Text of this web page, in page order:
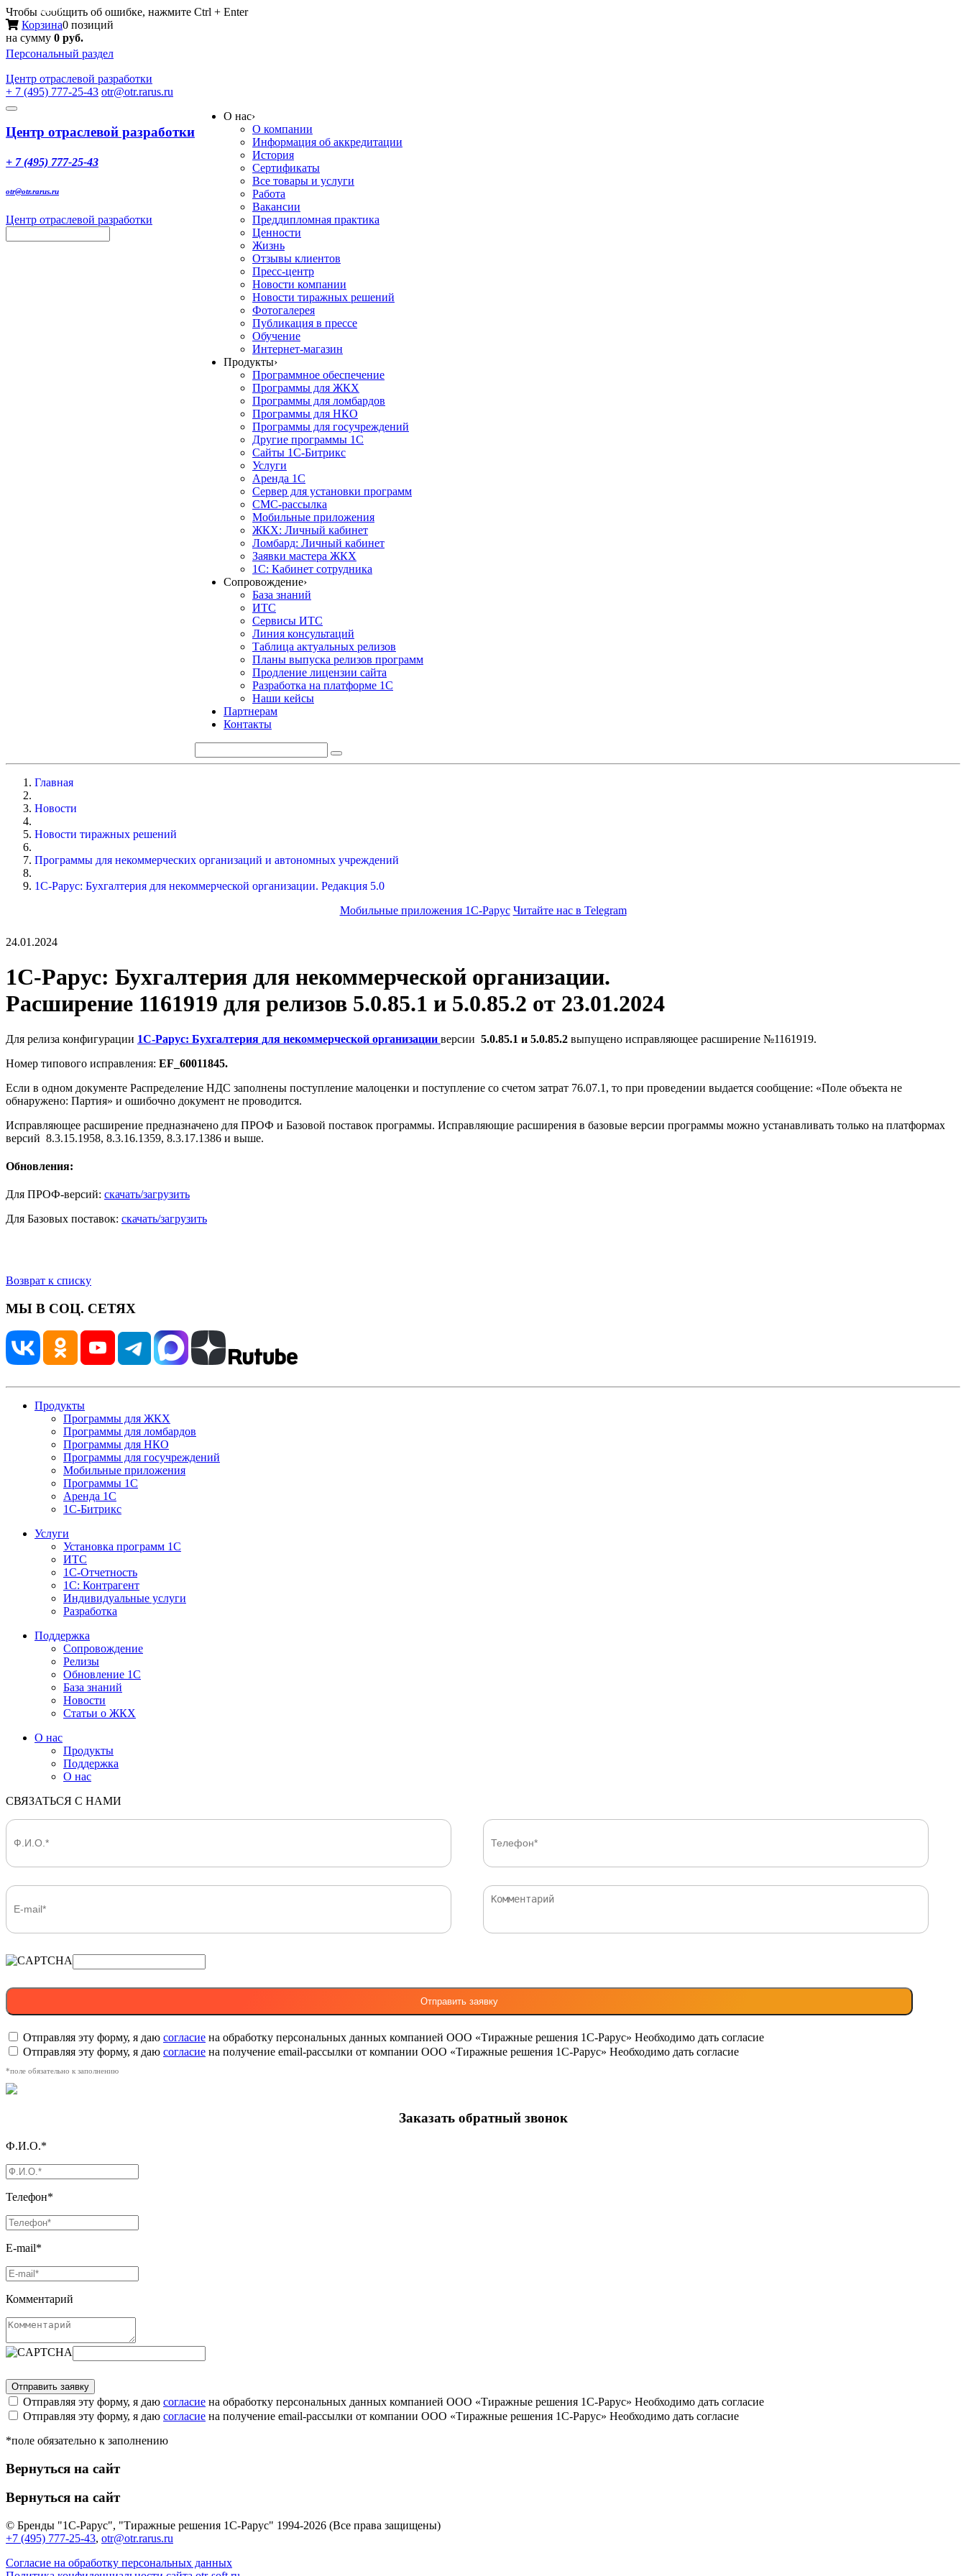
Чтобы сообщить об ошибке, нажмите Ctrl + Enter
Корзина0 позиций
на сумму 0 руб.
Персональный раздел
Центр отраслевой разработки
+ 7 (495) 777-25-43 otr@otr.rarus.ru
Toggle
Меню
Центр отраслевой разработки
+ 7 (495) 777-25-43
otr@otr.rarus.ru
Центр отраслевой разработки
О нас›
О компании
Информация об аккредитации
История
Сертификаты
Все товары и услуги
Работа
Вакансии
Преддипломная практика
Ценности
Жизнь
Отзывы клиентов
Пресс-центр
Новости компании
Новости тиражных решений
Фотогалерея
Публикация в прессе
Обучение
Интернет-магазин
Продукты›
Программное обеспечение
Программы для ЖКХ
Программы для ломбардов
Программы для НКО
Программы для госучреждений
Другие программы 1С
Сайты 1С-Битрикс
Услуги
Аренда 1С
Сервер для установки программ
СМС-рассылка
Мобильные приложения
ЖКХ: Личный кабинет
Ломбард: Личный кабинет
Заявки мастера ЖКХ
1С: Кабинет сотрудника
Сопровождение›
База знаний
ИТС
Сервисы ИТС
Линия консультаций
Таблица актуальных релизов
Планы выпуска релизов программ
Продление лицензии сайта
Разработка на платформе 1С
Наши кейсы
Партнерам
Контакты
Главная
Новости
Новости тиражных решений
Программы для некоммерческих организаций и автономных учреждений
1С-Рарус: Бухгалтерия для некоммерческой организации. Редакция 5.0
Мобильные приложения 1С-Рарус Читайте нас в Telegram
24.01.2024
1С-Рарус: Бухгалтерия для некоммерческой организации.
Расширение 1161919 для релизов 5.0.85.1 и 5.0.85.2 от 23.01.2024
Для релиза конфигурации 1С-Рарус: Бухгалтерия для некоммерческой организации версии 5.0.85.1 и 5.0.85.2 выпущено исправляющее расширение №1161919.
Номер типового исправления: EF_60011845.
Если в одном документе Распределение НДС заполнены поступление малоценки и поступление со счетом затрат 76.07.1, то при проведении выдается сообщение: «Поле объекта не
обнаружено: Партия» и ошибочно документ не проводится.
Исправляющее расширение предназначено для ПРОФ и Базовой поставок программы. Исправляющие расширения в базовые версии программы можно устанавливать только на платформах
версий 8.3.15.1958, 8.3.16.1359, 8.3.17.1386 и выше.
Обновления:
Для ПРОФ-версий: скачать/загрузить
Для Базовых поставок: скачать/загрузить
Возврат к списку
МЫ В СОЦ. СЕТЯХ
Продукты
Программы для ЖКХ
Программы для ломбардов
Программы для НКО
Программы для госучреждений
Мобильные приложения
Программы 1С
Аренда 1С
1С-Битрикс
Услуги
Установка программ 1С
ИТС
1С-Отчетность
1С: Контрагент
Индивидуальные услуги
Разработка
Поддержка
Сопровождение
Релизы
Обновление 1С
База знаний
Новости
Статьи о ЖКХ
О нас
Продукты
Поддержка
О нас
СВЯЗАТЬСЯ С НАМИ
Отправляя эту форму, я даю согласие на обработку персональных данных компанией ООО «Тиражные решения 1С-Рарус» Необходимо дать согласие
Отправляя эту форму, я даю согласие на получение email-рассылки от компании ООО «Тиражные решения 1С-Рарус» Необходимо дать согласие
*поле обязательно к заполнению
Заказать обратный звонок
Ф.И.О.*
Телефон*
E-mail*
Комментарий
Отправляя эту форму, я даю согласие на обработку персональных данных компанией ООО «Тиражные решения 1С-Рарус» Необходимо дать согласие
Отправляя эту форму, я даю согласие на получение email-рассылки от компании ООО «Тиражные решения 1С-Рарус» Необходимо дать согласие
*поле обязательно к заполнению
Вернуться на сайт
Вернуться на сайт
© Бренды "1С-Рарус", "Тиражные решения 1С-Рарус" 1994-2026 (Все права защищены)
+7 (495) 777-25-43, otr@otr.rarus.ru
Согласие на обработку персональных данных